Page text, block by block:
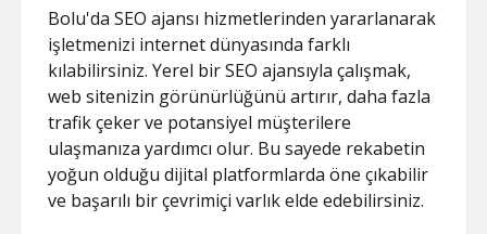
Bolu'da SEO ajansı hizmetlerinden yararlanarak
işletmenizi internet dünyasında farklı
kılabilirsiniz. Yerel bir SEO ajansıyla çalışmak,
web sitenizin görünürlüğünü artırır, daha fazla
trafik çeker ve potansiyel müşterilere
ulaşmanıza yardımcı olur. Bu sayede rekabetin
yoğun olduğu dijital platformlarda öne çıkabilir
ve başarılı bir çevrimiçi varlık elde edebilirsiniz.